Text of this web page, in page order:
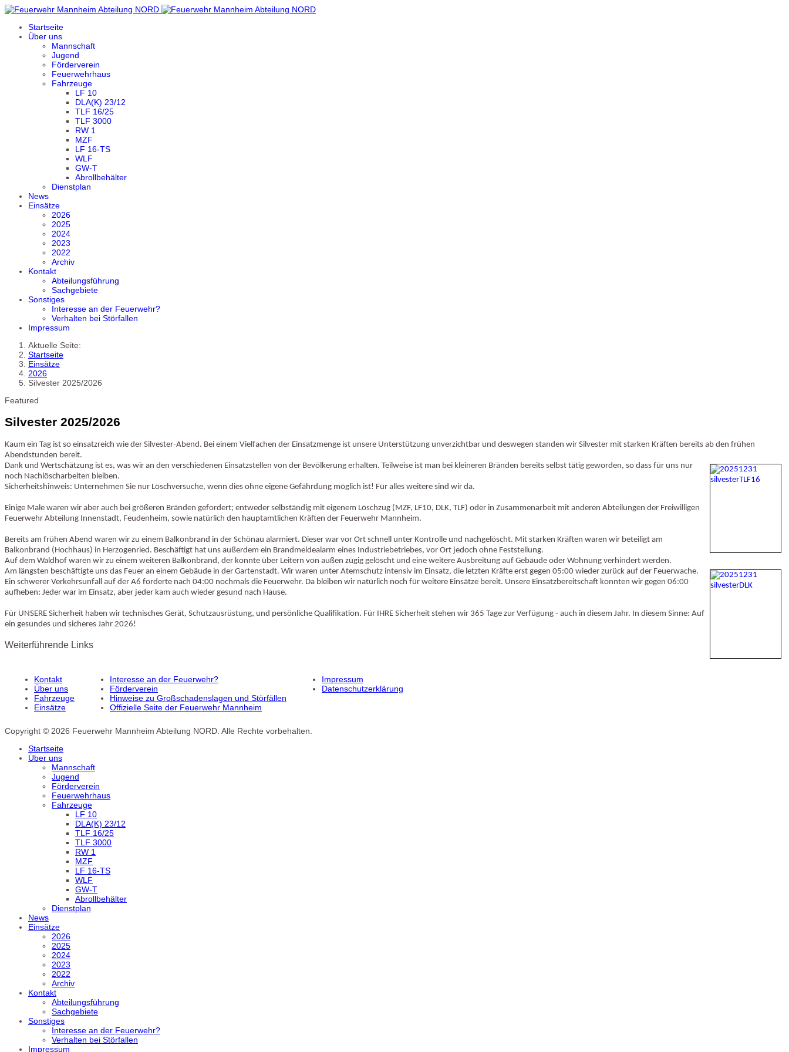
Startseite
Über uns
Mannschaft
Jugend
Förderverein
Feuerwehrhaus
Fahrzeuge
LF 10
DLA(K) 23/12
TLF 16/25
TLF 3000
RW 1
MZF
LF 16-TS
WLF
GW-T
Abrollbehälter
Dienstplan
News
Einsätze
2026
2025
2024
2023
2022
Archiv
Kontakt
Abteilungsführung
Sachgebiete
Sonstiges
Interesse an der Feuerwehr?
Verhalten bei Störfallen
Impressum
Aktuelle Seite:
Startseite
Einsätze
2026
Silvester 2025/2026
Featured
Silvester 2025/2026
Kaum ein Tag ist so einsatzreich wie der Silvester-Abend. Bei einem Vielfachen der Einsatzmenge ist unsere Unterstützung unverzichtbar und deswegen standen wir Silvester mit starken Kräften bereits ab den frühen
Abendstunden bereit.
Dank und Wertschätzung ist es, was wir an den verschiedenen Einsatzstellen von der Bevölkerung erhalten. Teilweise ist man bei kleineren Bränden bereits selbst tätig geworden, so dass für uns nur
noch Nachlöscharbeiten bleiben.
Sicherheitshinweis: Unternehmen Sie nur Löschversuche, wenn dies ohne eigene Gefährdung möglich ist! Für alles weitere sind wir da.
Einige Male waren wir aber auch bei größeren Bränden gefordert; entweder selbständig mit eigenem Löschzug (MZF, LF10, DLK, TLF) oder in Zusammenarbeit mit anderen Abteilungen der Freiwilligen
Feuerwehr Abteilung Innenstadt, Feudenheim, sowie natürlich den hauptamtlichen Kräften der Feuerwehr Mannheim.
Bereits am frühen Abend waren wir zu einem Balkonbrand in der Schönau alarmiert. Dieser war vor Ort schnell unter Kontrolle und nachgelöscht. Mit starken Kräften waren wir beteiligt am
Balkonbrand (Hochhaus) in Herzogenried. Beschäftigt hat uns außerdem ein Brandmeldealarm eines Industriebetriebes, vor Ort jedoch ohne Feststellung.
Auf dem Waldhof waren wir zu einem weiteren Balkonbrand, der konnte über Leitern von außen zügig gelöscht und eine weitere Ausbreitung auf Gebäude oder Wohnung verhindert werden.
Am längsten beschäftigte uns das Feuer an einem Gebäude in der Gartenstadt. Wir waren unter Atemschutz intensiv im Einsatz, die letzten Kräfte erst gegen 05:00 wieder zurück auf der Feuerwache.
Ein schwerer Verkehrsunfall auf der A6 forderte nach 04:00 nochmals die Feuerwehr. Da bleiben wir natürlich noch für weitere Einsätze bereit. Unsere Einsatzbereitschaft konnten wir gegen 06:00
aufheben: Jeder war im Einsatz, aber jeder kam auch wieder gesund nach Hause.
Für UNSERE Sicherheit haben wir technisches Gerät, Schutzausrüstung, und persönliche Qualifikation. Für IHRE Sicherheit stehen wir 365 Tage zur Verfügung - auch in diesem Jahr. In diesem Sinne: Auf
ein gesundes und sicheres Jahr 2026!
Weiterführende Links
Kontakt
Über uns
Fahrzeuge
Einsätze
Interesse an der Feuerwehr?
Förderverein
Hinweise zu Großschadenslagen und Störfällen
Offizielle Seite der Feuerwehr Mannheim
Impressum
Datenschutzerklärung
Copyright © 2026 Feuerwehr Mannheim Abteilung NORD. Alle Rechte vorbehalten.
Startseite
Über uns
Mannschaft
Jugend
Förderverein
Feuerwehrhaus
Fahrzeuge
LF 10
DLA(K) 23/12
TLF 16/25
TLF 3000
RW 1
MZF
LF 16-TS
WLF
GW-T
Abrollbehälter
Dienstplan
News
Einsätze
2026
2025
2024
2023
2022
Archiv
Kontakt
Abteilungsführung
Sachgebiete
Sonstiges
Interesse an der Feuerwehr?
Verhalten bei Störfallen
Impressum